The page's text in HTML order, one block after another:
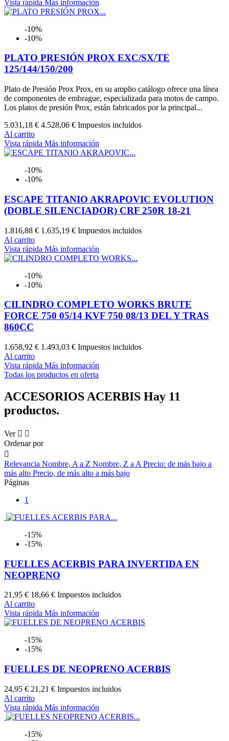
Vista rápida Más información
-10%
-10%
PLATO PRESIÓN PROX EXC/SX/TE
125/144/150/200
Plato de Presión Prox Prox, en su amplio catálogo ofrece una línea
de componentes de embrague, especializada para motos de campo.
Los platos de presión Prox, están fabricados por la principal...
5.031,18 € 4.528,06 € Impuestos incluidos
Al carrito
Vista rápida Más información
-10%
-10%
ESCAPE TITANIO AKRAPOVIC EVOLUTION
(DOBLE SILENCIADOR) CRF 250R 18-21
1.816,88 € 1.635,19 € Impuestos incluidos
Al carrito
Vista rápida Más información
-10%
-10%
CILINDRO COMPLETO WORKS BRUTE
FORCE 750 05/14 KVF 750 08/13 DEL Y TRAS
860CC
1.658,92 € 1.493,03 € Impuestos incluidos
Al carrito
Vista rápida Más información
Todas los productos en oferta
ACCESORIOS ACERBIS Hay 11
productos.
Ver  
Ordenar por

Relevancia Nombre, A a Z Nombre, Z a A Precio: de más bajo a
más alto Precio, de más alto a más bajo
Páginas
1
-15%
-15%
FUELLES ACERBIS PARA INVERTIDA EN
NEOPRENO
21,95 € 18,66 € Impuestos incluidos
Al carrito
Vista rápida Más información
-15%
-15%
FUELLES DE NEOPRENO ACERBIS
24,95 € 21,21 € Impuestos incluidos
Al carrito
Vista rápida Más información
-15%